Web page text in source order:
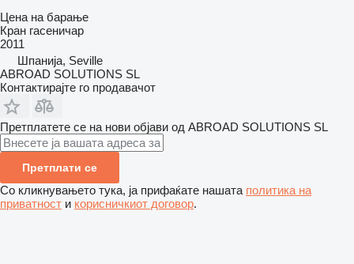
Цена на барање
Кран гасеничар
2011
Шпанија, Seville
ABROAD SOLUTIONS SL
Контактирајте го продавачот
Претплатете се на нови објави од ABROAD SOLUTIONS SL
Претплати се
Со кликнувањето тука, ја прифаќате нашата политика на
приватност и корисничкиот договор.